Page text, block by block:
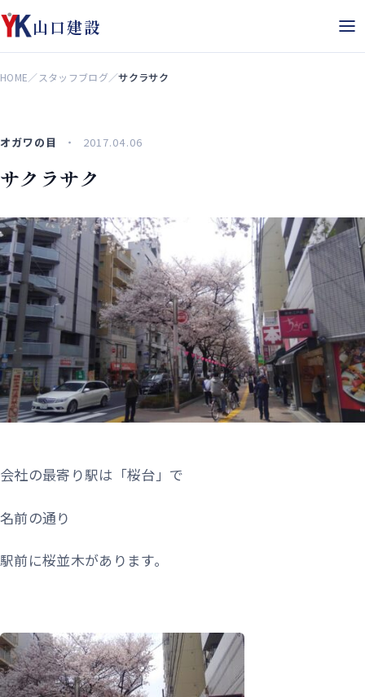
山口建設
HOME／スタッフブログ／サクラサク
オガワの目 2017.04.06
サクラサク
会社の最寄り駅は「桜台」で
名前の通り
駅前に桜並木があります。